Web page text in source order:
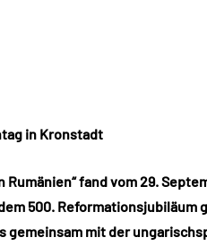
in Kronstadt
fand vom 29.
500. Reformationsjubiläum
gemeinsam mit der